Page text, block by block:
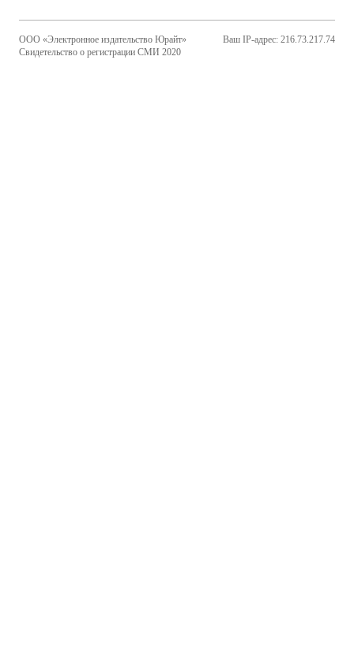
ООО «Электронное издательство Юрайт»
Свидетельство о регистрации СМИ 2020
Ваш IP-адрес: 216.73.217.74